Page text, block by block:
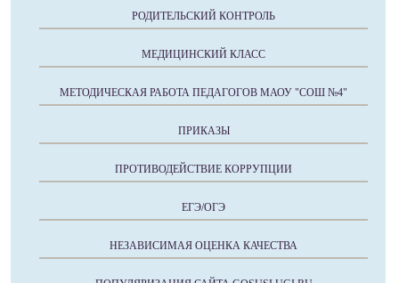
РОДИТЕЛЬСКИЙ КОНТРОЛЬ
МЕДИЦИНСКИЙ КЛАСС
МЕТОДИЧЕСКАЯ РАБОТА ПЕДАГОГОВ МАОУ "СОШ №4"
ПРИКАЗЫ
ПРОТИВОДЕЙСТВИЕ КОРРУПЦИИ
ЕГЭ/ОГЭ
НЕЗАВИСИМАЯ ОЦЕНКА КАЧЕСТВА